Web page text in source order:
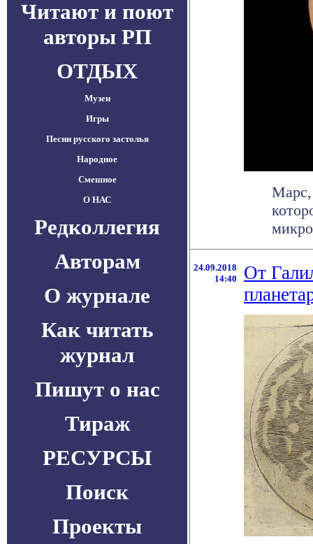
Читают и поют
авторы РП
ОТДЫХ
Музеи
Игры
Песни русского застолья
Народное
Смешное
О НАС
Редколлегия
Авторам
О журнале
Как читать
журнал
Пишут о нас
Тираж
РЕСУРСЫ
Поиск
Проекты
Марс,
24.09.2018
14:40
От